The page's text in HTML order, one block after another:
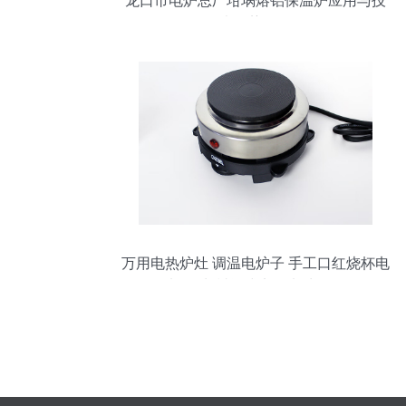
万用电热炉灶 调温电炉子 手工口红烧杯电